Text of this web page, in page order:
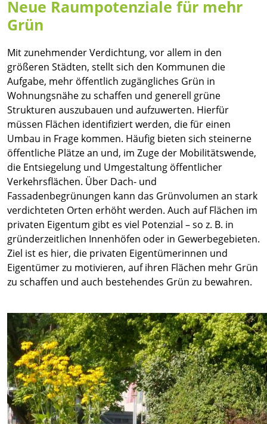
Neue Raumpotenziale für mehr
Grün
Mit zunehmender Verdichtung, vor allem in den
größeren Städten, stellt sich den Kommunen die
Aufgabe, mehr öffentlich zugängliches Grün in
Wohnungsnähe zu schaffen und generell grüne
Strukturen auszubauen und aufzuwerten. Hierfür
müssen Flächen identifiziert werden, die für einen
Umbau in Frage kommen. Häufig bieten sich steinerne
öffentliche Plätze an und, im Zuge der Mobilitätswende,
die Entsiegelung und Umgestaltung öffentlicher
Verkehrsflächen. Über Dach- und
Fassadenbegrünungen kann das Grünvolumen an stark
verdichteten Orten erhöht werden. Auch auf Flächen im
privaten Eigentum gibt es viel Potenzial – so z. B. in
gründerzeitlichen Innenhöfen oder in Gewerbegebieten.
Ziel ist es hier, die privaten Eigentümerinnen und
Eigentümer zu motivieren, auf ihren Flächen mehr Grün
zu schaffen und auch bestehendes Grün zu bewahren.